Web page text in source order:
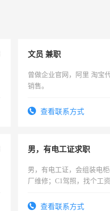
文员 兼职
曾做企业官网，阿里 淘宝
销售。
查看联系方式
男，有电工证求职
男，有电工证，会组装电
厂维修；C1驾照，找个工
电话查看联系方式